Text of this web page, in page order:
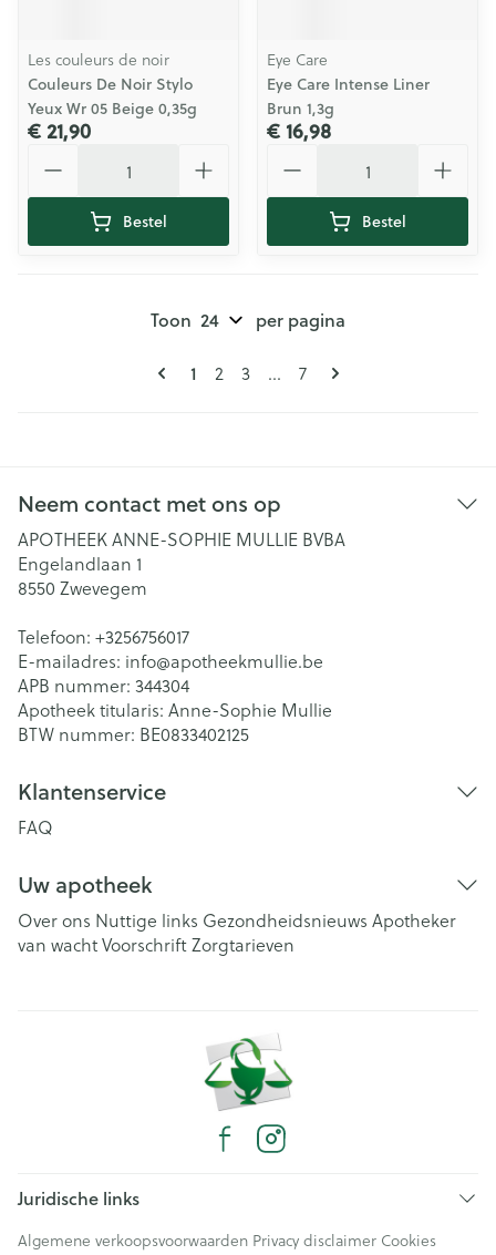
Les couleurs de noir
Couleurs De Noir Stylo
Yeux Wr 05 Beige 0,35g
€ 21,90
Bestel
Eye Care
Eye Care Intense Liner
Brun 1,3g
€ 16,98
Bestel
Pagina's
U lees momenteel pagina
1 Pagina
2 Pagina
3 ... Pagina
7
Toon per pagina
Neem contact met ons op
APOTHEEK ANNE-SOPHIE MULLIE BVBA
Engelandlaan 1
8550 Zwevegem
Telefoon: +3256756017
E-mailadres: info@apotheekmullie.be
APB nummer: 344304
Apotheek titularis: Anne-Sophie Mullie
BTW nummer: BE0833402125
Klantenservice
FAQ
Uw apotheek
Over ons Nuttige links Gezondheidsnieuws Apotheker
van wachtVoorschriftZorgtarieven
Juridische links
Algemene verkoopsvoorwaarden Privacy disclaimer Cookies